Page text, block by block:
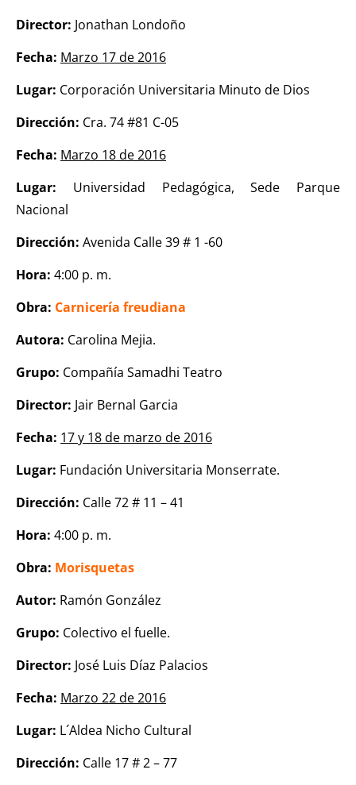
Director: Jonathan Londoño
Fecha: Marzo 17 de 2016
Lugar: Corporación Universitaria Minuto de Dios
Dirección: Cra. 74 #81 C-05
Fecha: Marzo 18 de 2016
Lugar: Universidad Pedagógica, Sede Parque
Nacional
Dirección: Avenida Calle 39 # 1 -60
Hora: 4:00 p. m.
Obra: Carnicería freudiana
Autora: Carolina Mejia.
Grupo: Compañía Samadhi Teatro
Director: Jair Bernal Garcia
Fecha: 17 y 18 de marzo de 2016
Lugar: Fundación Universitaria Monserrate.
Dirección: Calle 72 # 11 – 41
Hora: 4:00 p. m.
Obra: Morisquetas
Autor: Ramón González
Grupo: Colectivo el fuelle.
Director: José Luis Díaz Palacios
Fecha: Marzo 22 de 2016
Lugar: L´Aldea Nicho Cultural
Dirección: Calle 17 # 2 – 77